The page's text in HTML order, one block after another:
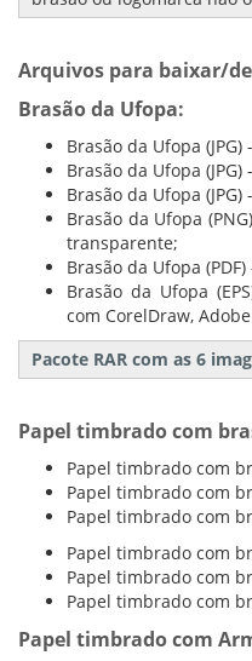
Arquivos para baixar/
Brasão da Ufopa:
Brasão da Ufopa
Brasão da Ufopa (JPG)
Brasão da Ufopa
Brasão da Ufopa
transparente;
Brasão da Ufopa
Brasão da Ufopa
com CorelDraw,
Pacote RAR com as 6
Papel timbrado com
Papel timbrado com
Papel timbrado com
Papel timbrado com
Papel timbrado com
Papel timbrado com
Papel timbrado com
Papel timbrado com